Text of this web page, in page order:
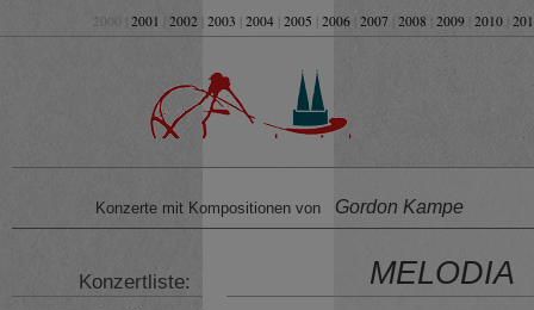
2000 | 2001 2002 2003 2004 2005 2006 2007 2008 2009 2010
Konzerte mit Kompositionen von Gordon Kampe
MELODIA
Konzertliste: